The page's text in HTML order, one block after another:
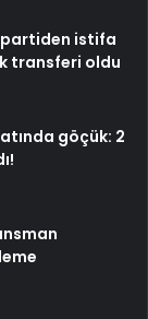
partiden istifa
transferi oldu
göçük: 2